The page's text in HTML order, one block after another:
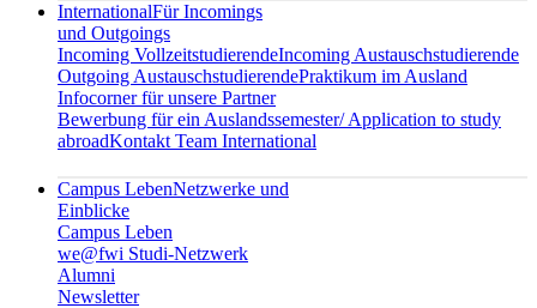
InternationalFür Incomings
und Outgoings
Incoming VollzeitstudierendeIncoming Austauschstudierende
Outgoing AustauschstudierendePraktikum im Ausland
Infocorner für unsere Partner
Bewerbung für ein Auslandssemester/ Application to study
abroadKontakt Team International
Campus LebenNetzwerke und
Einblicke
Campus Leben
we@fwi Studi-Netzwerk
Alumni
Newsletter